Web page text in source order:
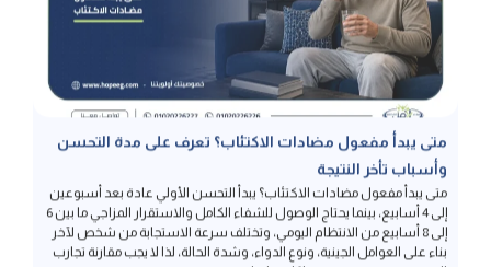
متى يبدأ مفعول مضادات الاكتئاب؟ تعرف على مدة التحسن
وأسباب تأخر النتيجة
متى يبدأ مفعول مضادات الاكتئاب؟ يبدأ التحسن الأولي عادة بعد أسبوعين
إلى 8 أسابيع من الانتظام اليومي، وتختلف سرعة الاستجابة من شخص لآخر
بناء على العوامل الجينية، ونوع الدواء، وشدة الحالة، لذا لا يجب مقارنة تجارب
المرضى ببعضهم، ويحذر تمامًا من إيقاف […]
إقرأ المزيد